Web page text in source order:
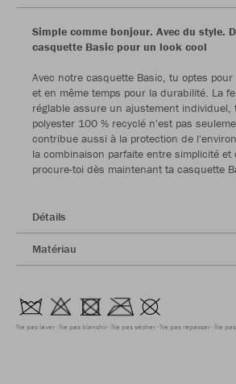
Simple comme bonjour. Avec du style.
casquette Basic pour un look cool
Avec notre casquette Basic, tu optes
et en même temps pour la durabilité. La
réglable assure un ajustement individuel,
polyester 100 % recyclé n'est pas
contribue aussi à la protection de
la combinaison parfaite entre simplicité et
procure-toi dès maintenant ta casquette
Détails
Matériau
Ne pas laver Ne pas blanchir Ne pas sécher Ne pas repasser Ne